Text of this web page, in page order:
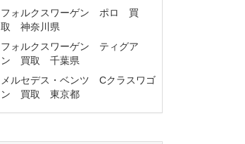
フォルクスワーゲン ポロ 買
取 神奈川県
フォルクスワーゲン ティグア
ン 買取 千葉県
メルセデス・ベンツ Cクラスワゴ
ン 買取 東京都